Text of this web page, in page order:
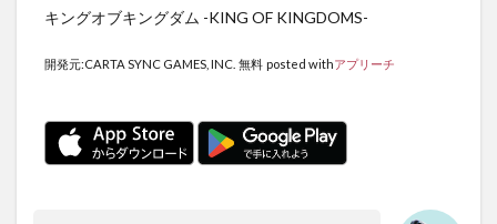
キングオブキングダム -KING OF KINGDOMS-
開発元:CARTA SYNC GAMES, INC. 無料 posted withアプリーチ